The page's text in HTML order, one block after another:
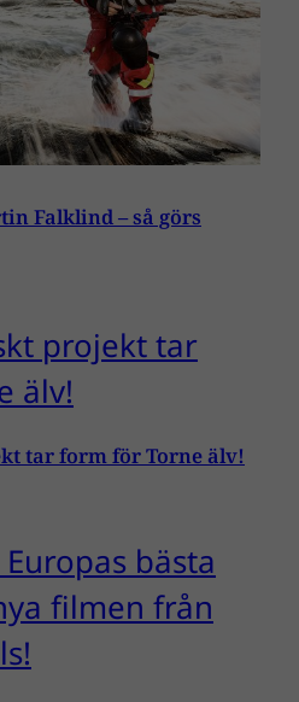
Falklind – så görs
tar form för Torne älv!